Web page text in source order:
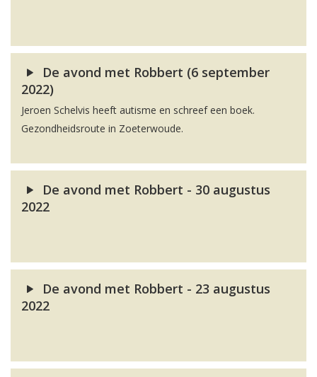
De avond met Robbert (6 september
2022)
Jeroen Schelvis heeft autisme en schreef een boek.
Gezondheidsroute in Zoeterwoude.
De avond met Robbert - 30 augustus
2022
De avond met Robbert - 23 augustus
2022